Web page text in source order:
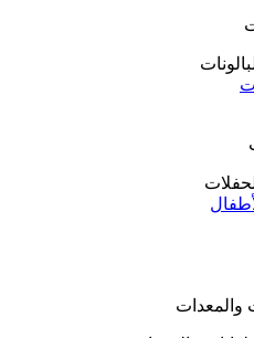
والمعدات